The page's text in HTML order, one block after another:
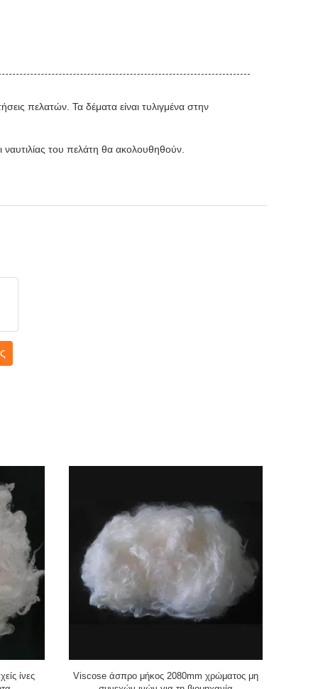
πελατών. Τα δέματα είναι τυλιγμένα στην
ναυτιλίας του πελάτη θα ακολουθηθούν.
ίνες
Viscose άσπρο μήκος 2080mm χρώματος μη